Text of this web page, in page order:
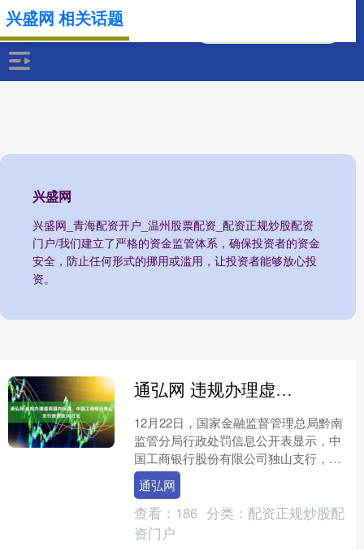
兴盛网
兴盛网_青海配资开户_温州股票配资_配资正规炒股配资
门户/我们建立了严格的资金监管体系，确保投资者的资金
安全，防止任何形式的挪用或滥用，让投资者能够放心投
资。
兴盛网 相关话题
通弘网 违规办理虚假国内保理，中国工商银行独山支行被罚款30万元
12月22日，国家金融监督管理总局黔南
监管分局行政处罚信息公开表显示，中
国工商银行股份有限公司独山支行，违
规为无真实应收账款借款人办理虚假国
内保理，被罚款30万....
通弘网
查看： 186 分类： 配资正规炒股配
资门户